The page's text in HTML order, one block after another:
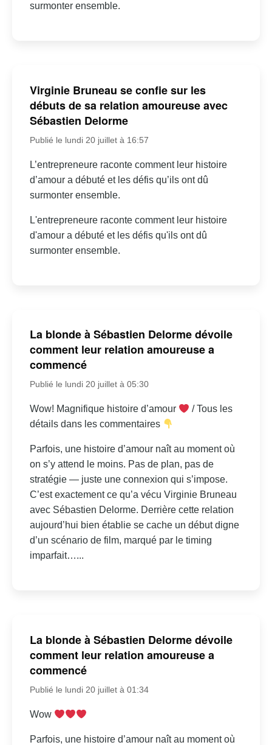
surmonter ensemble.
Virginie Bruneau se confie sur les
débuts de sa relation amoureuse avec
Sébastien Delorme
Publié le lundi 20 juillet à 16:57
L’entrepreneure raconte comment leur histoire
d’amour a débuté et les défis qu’ils ont dû
surmonter ensemble.
L'entrepreneure raconte comment leur histoire
d'amour a débuté et les défis qu'ils ont dû
surmonter ensemble.
La blonde à Sébastien Delorme dévoile
comment leur relation amoureuse a
commencé
Publié le lundi 20 juillet à 05:30
Wow! Magnifique histoire d’amour
/ Tous les
détails dans les commentaires
Parfois, une histoire d’amour naît au moment où
on s’y attend le moins. Pas de plan, pas de
stratégie — juste une connexion qui s’impose.
C’est exactement ce qu’a vécu Virginie Bruneau
avec Sébastien Delorme. Derrière cette relation
aujourd’hui bien établie se cache un début digne
d’un scénario de film, marqué par le timing
imparfait…...
La blonde à Sébastien Delorme dévoile
comment leur relation amoureuse a
commencé
Publié le lundi 20 juillet à 01:34
Wow
Parfois, une histoire d’amour naît au moment où